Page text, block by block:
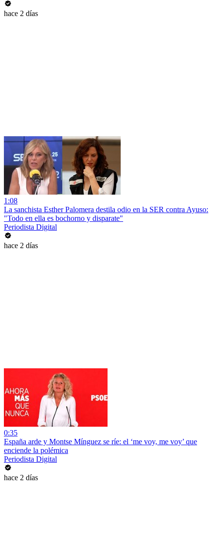
hace 2 días
1:08
La sanchista Esther Palomera destila odio en la SER contra Ayuso:
"Todo en ella es bochorno y disparate"
Periodista Digital
hace 2 días
0:35
España arde y Montse Mínguez se ríe: el ‘me voy, me voy’ que
enciende la polémica
Periodista Digital
hace 2 días